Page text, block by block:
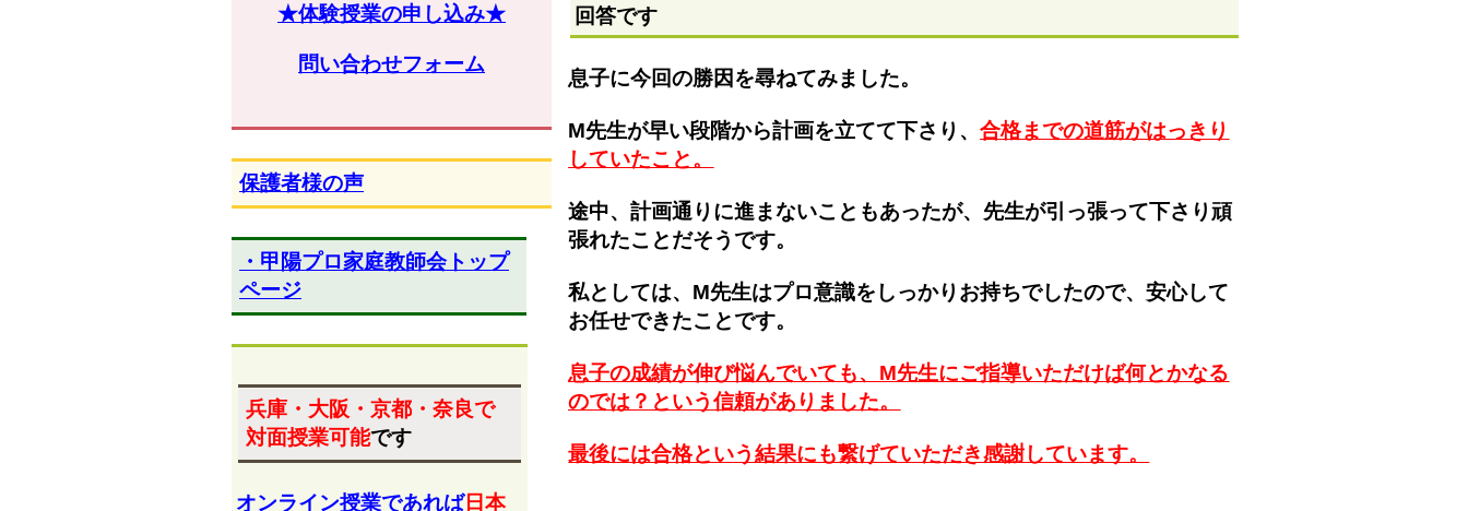
★体験授業の申し込み★
問い合わせフォーム
保護者様の声
・甲陽プロ家庭教師会トップ
ページ
兵庫・大阪・京都・奈良で
対面授業可能です
オンライン授業であれば日本
回答です
息子に今回の勝因を尋ねてみました。
M先生が早い段階から計画を立てて下さり、合格までの道筋がはっきり
していたこと。
途中、計画通りに進まないこともあったが、先生が引っ張って下さり頑
張れたことだそうです。
私としては、M先生はプロ意識をしっかりお持ちでしたので、安心して
お任せできたことです。
息子の成績が伸び悩んでいても、M先生にご指導いただけば何とかなる
のでは？という信頼がありました。
最後には合格という結果にも繋げていただき感謝しています。